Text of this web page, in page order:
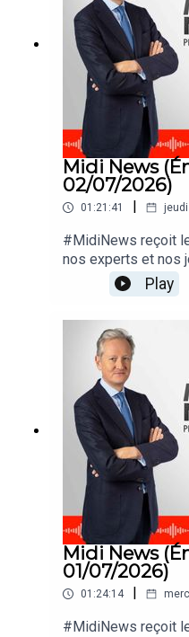
Midi News
02/07/2026)
01:21:41
#MidiNews reçoit
nos experts et nos
Play
Midi News
01/07/2026)
01:24:14
#MidiNews reçoit